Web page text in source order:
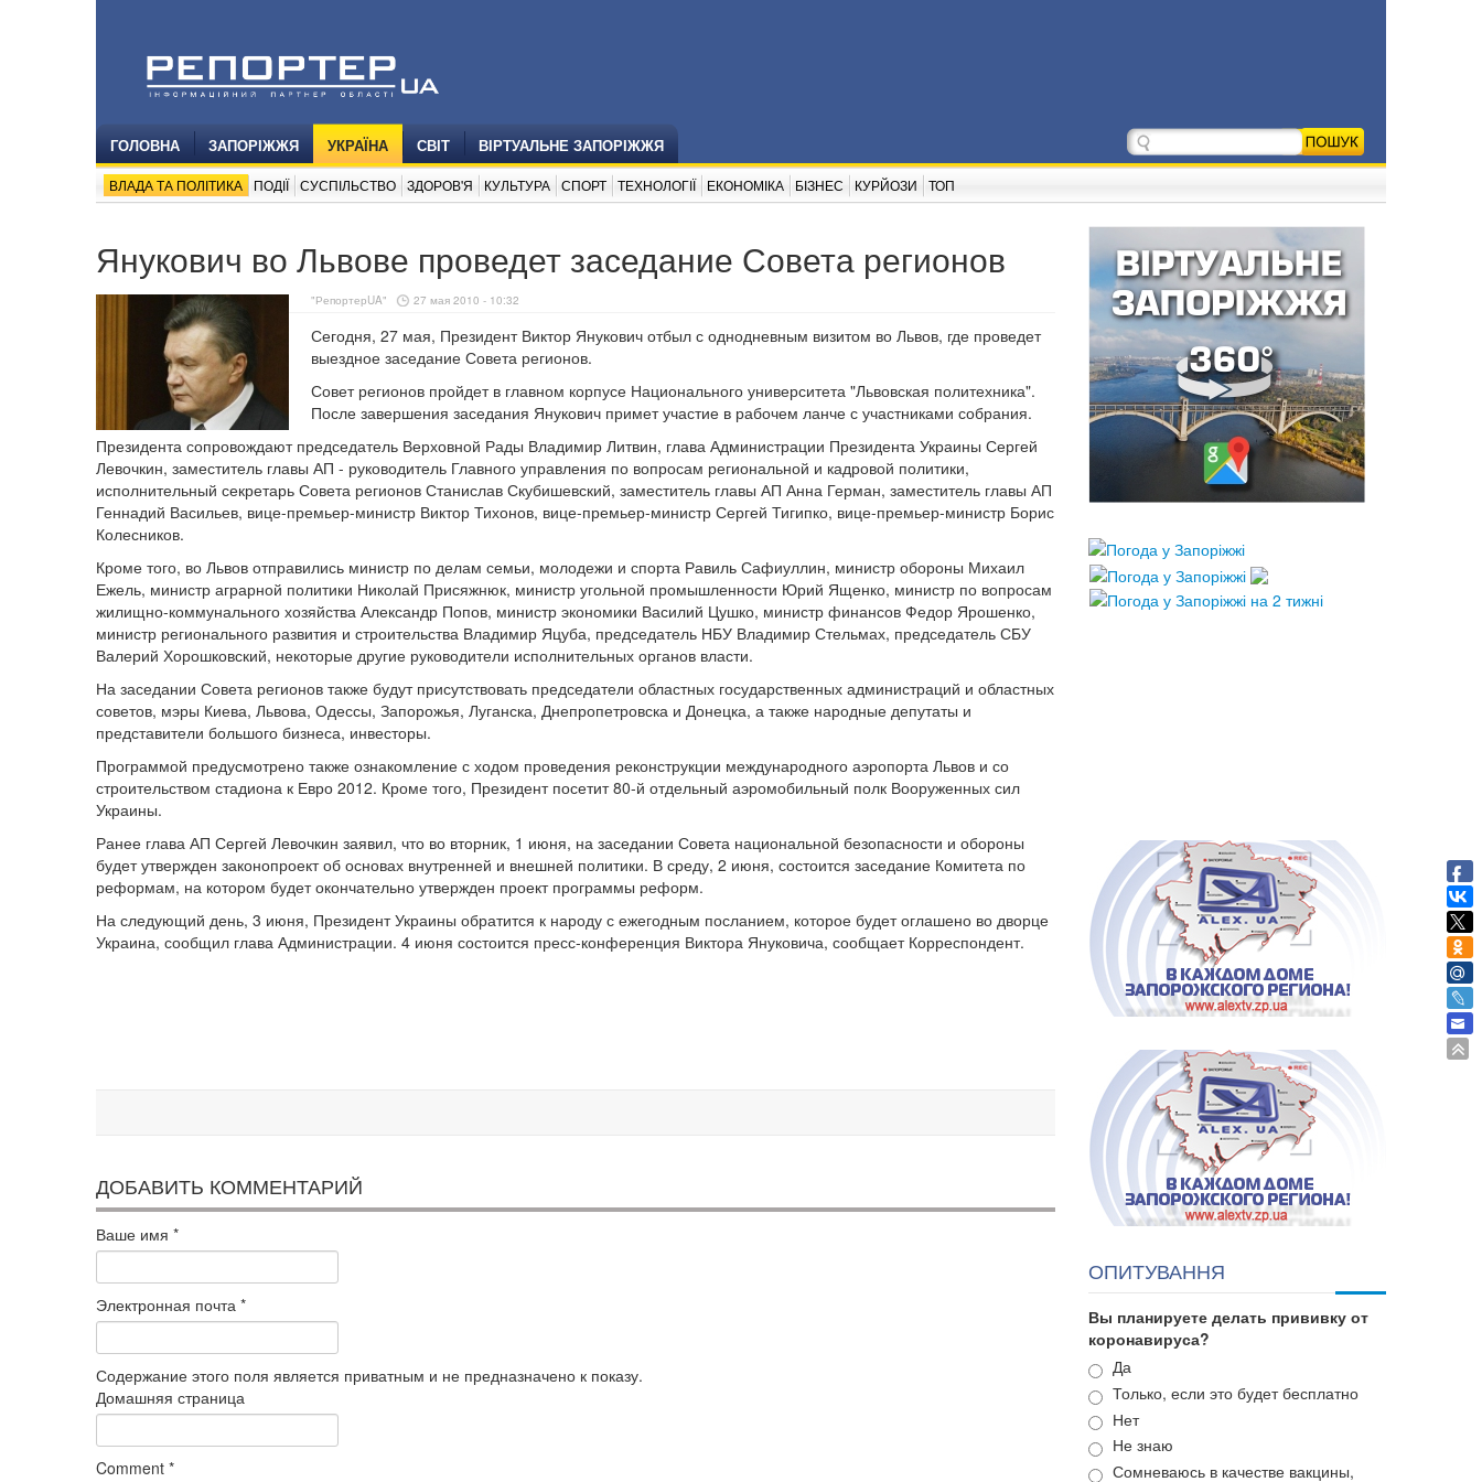
ГОЛОВНА ЗАПОРІЖЖЯ УКРАЇНА СВІТ ВІРТУАЛЬНЕ ЗАПОРІЖЖЯ
ВЛАДА ТА ПОЛІТИКА ПОДІЇ СУСПІЛЬСТВО ЗДОРОВ'Я КУЛЬТУРА СПОРТ ТЕХНОЛОГІЇ ЕКОНОМІКА БІЗНЕС КУРЙОЗИ ТОП
Янукович во Львове проведет заседание Совета регионов
"РепортерUA" 27 мая 2010 - 10:32
Сегодня, 27 мая, Президент Виктор Янукович отбыл с однодневным визитом во Львов, где проведет
выездное заседание Совета регионов.
Совет регионов пройдет в главном корпусе Национального университета "Львовская политехника".
После завершения заседания Янукович примет участие в рабочем ланче с участниками собрания.
Президента сопровождают председатель Верховной Рады Владимир Литвин, глава Администрации Президента Украины Сергей
Левочкин, заместитель главы АП - руководитель Главного управления по вопросам региональной и кадровой политики,
исполнительный секретарь Совета регионов Станислав Скубишевский, заместитель главы АП Анна Герман, заместитель главы АП
Геннадий Васильев, вице-премьер-министр Виктор Тихонов, вице-премьер-министр Сергей Тигипко, вице-премьер-министр Борис
Колесников.
Кроме того, во Львов отправились министр по делам семьи, молодежи и спорта Равиль Сафиуллин, министр обороны Михаил
Ежель, министр аграрной политики Николай Присяжнюк, министр угольной промышленности Юрий Ященко, министр по вопросам
жилищно-коммунального хозяйства Александр Попов, министр экономики Василий Цушко, министр финансов Федор Ярошенко,
министр регионального развития и строительства Владимир Яцуба, председатель НБУ Владимир Стельмах, председатель СБУ
Валерий Хорошковский, некоторые другие руководители исполнительных органов власти.
На заседании Совета регионов также будут присутствовать председатели областных государственных администраций и областных
советов, мэры Киева, Львова, Одессы, Запорожья, Луганска, Днепропетровска и Донецка, а также народные депутаты и
представители большого бизнеса, инвесторы.
Программой предусмотрено также ознакомление с ходом проведения реконструкции международного аэропорта Львов и со
строительством стадиона к Евро 2012. Кроме того, Президент посетит 80-й отдельный аэромобильный полк Вооруженных сил
Украины.
Ранее глава АП Сергей Левочкин заявил, что во вторник, 1 июня, на заседании Совета национальной безопасности и обороны
будет утвержден законопроект об основах внутренней и внешней политики. В среду, 2 июня, состоится заседание Комитета по
реформам, на котором будет окончательно утвержден проект программы реформ.
На следующий день, 3 июня, Президент Украины обратится к народу с ежегодным посланием, которое будет оглашено во дворце
Украина, сообщил глава Администрации. 4 июня состоится пресс-конференция Виктора Януковича, сообщает Корреспондент.
ДОБАВИТЬ КОММЕНТАРИЙ
Ваше имя *
Электронная почта *
Содержание этого поля является приватным и не предназначено к показу.
Домашняя страница
Comment *
ОПИТУВАННЯ
Вы планируете делать прививку от
коронавируса?
Варианты
Да
Только, если это будет бесплатно
Нет
Не знаю
Сомневаюсь в качестве вакцины,